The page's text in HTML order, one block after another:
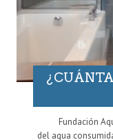
Fundación
del agua